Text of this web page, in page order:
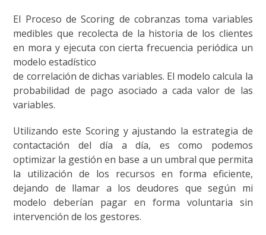
El Proceso de Scoring de cobranzas toma variables
medibles que recolecta de la historia de los clientes
en mora y ejecuta con cierta frecuencia periódica un
modelo estadístico
de correlación de dichas variables. El modelo calcula la
probabilidad de pago asociado a cada valor de las
variables.
Utilizando este Scoring y ajustando la estrategia de
contactación del día a día, es como podemos
optimizar la gestión en base a un umbral que permita
la utilización de los recursos en forma eficiente,
dejando de llamar a los deudores que según mi
modelo deberían pagar en forma voluntaria sin
intervención de los gestores.